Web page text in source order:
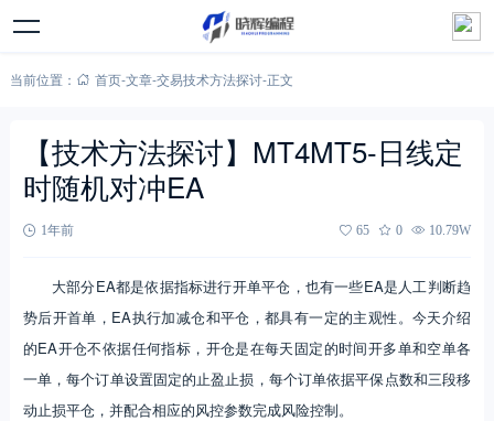
当前位置： 首页-文章-交易技术方法探讨-正文
【技术方法探讨】MT4MT5-日线定
时随机对冲EA
1年前 65 0 10.79W
大部分EA都是依据指标进行开单平仓，也有一些EA是人工判断趋
势后开首单，EA执行加减仓和平仓，都具有一定的主观性。今天介绍
的EA开仓不依据任何指标，开仓是在每天固定的时间开多单和空单各
一单，每个订单设置固定的止盈止损，每个订单依据平保点数和三段移
动止损平仓，并配合相应的风控参数完成风险控制。